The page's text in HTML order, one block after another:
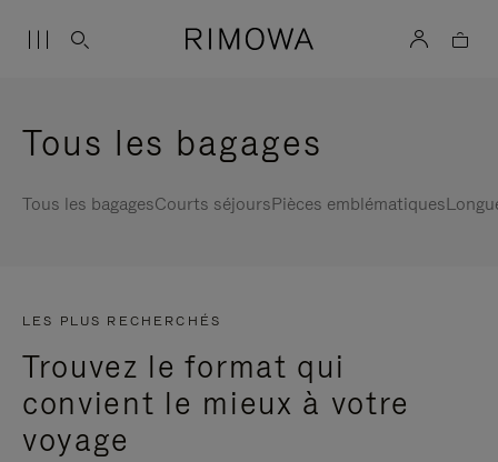
Tous les bagages
Tous les bagagesCourts séjoursPièces emblématiques
LES PLUS RECHERCHÉS
Trouvez le format qui
convient le mieux à votre
voyage